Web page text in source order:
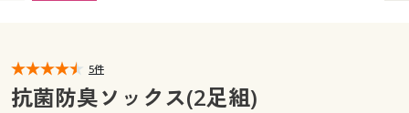
マイページ
閲覧履歴 5件
抗菌防臭ソックス(2足組)